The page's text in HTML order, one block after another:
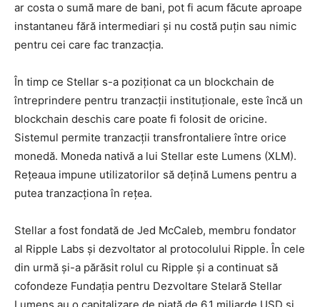
ar costa o sumă mare de bani, pot fi acum făcute aproape
instantaneu fără intermediari și nu costă puțin sau nimic
pentru cei care fac tranzacția.
În timp ce Stellar s-a poziționat ca un blockchain de
întreprindere pentru tranzacții instituționale, este încă un
blockchain deschis care poate fi folosit de oricine.
Sistemul permite tranzacții transfrontaliere între orice
monedă. Moneda nativă a lui Stellar este Lumens (XLM).
Rețeaua impune utilizatorilor să dețină Lumens pentru a
putea tranzacționa în rețea.
Stellar a fost fondată de Jed McCaleb, membru fondator
al Ripple Labs și dezvoltator al protocolului Ripple. În cele
din urmă și-a părăsit rolul cu Ripple și a continuat să
cofondeze Fundația pentru Dezvoltare Stelară Stellar